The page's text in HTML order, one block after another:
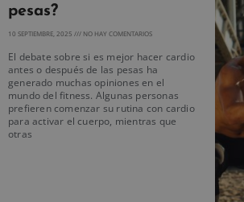
pesas?
10 SEPTIEMBRE, 2025 NO HAY COMENTARIOS
El debate sobre si es mejor hacer cardio
antes o después de las pesas ha
generado muchas opiniones en el
mundo del fitness. Algunas personas
prefieren comenzar su rutina con cardio
para activar el cuerpo, mientras que
otras